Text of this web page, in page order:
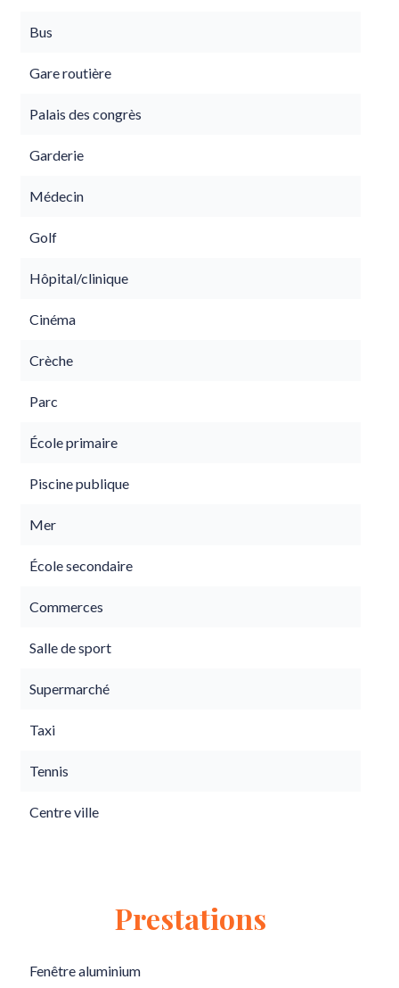
Bus
Gare routière
Palais des congrès
Garderie
Médecin
Golf
Hôpital/clinique
Cinéma
Crèche
Parc
École primaire
Piscine publique
Mer
École secondaire
Commerces
Salle de sport
Supermarché
Taxi
Tennis
Centre ville
Prestations
Fenêtre aluminium